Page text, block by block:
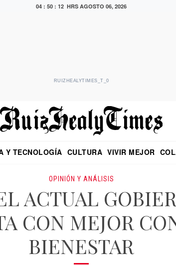
04 : 50 : 13 HRS AGOSTO 06, 2026
RUIZHEALYTIMES_T_0
Y TECNOLOGÍA CULTURA VIVIR MEJOR
OPINIÓN Y ANÁLISIS
ACTUAL
CON MEJOR
BIENESTAR